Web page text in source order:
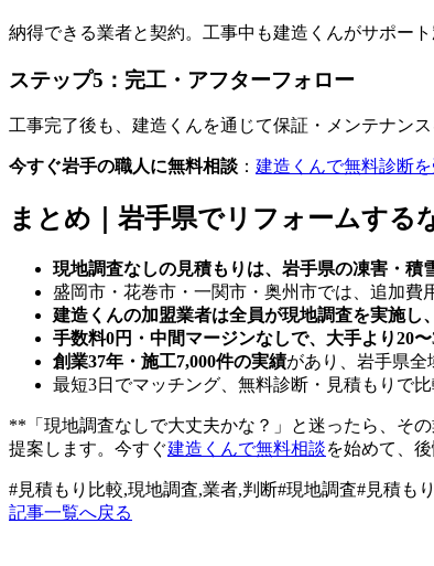
納得できる業者と契約。工事中も建造くんがサポー
ステップ5：完工・アフターフォロー
工事完了後も、建造くんを通じて保証・メンテナン
今すぐ岩手の職人に無料相談 ： 建造くんで無料診断
まとめ｜岩手県でリフォームする
現地調査なしの見積もりは、岩手県の凍害・積
盛岡市・花巻市・一関市・奥州市では、追加費
建造くんの加盟業者は全員が現地調査を実施し
手数料0円・中間マージンなしで、大手より20
創業37年・施工7,000件の実績があり、岩手県全
最短3日でマッチング、無料診断・見積もりで
**「現地調査なしで大丈夫かな？」と迷ったら、そ
提案します。今すぐ建造くんで無料相談を始めて、
#見積もり比較,現地調査,業者,判断#現地調査#見積も
記事一覧へ戻る